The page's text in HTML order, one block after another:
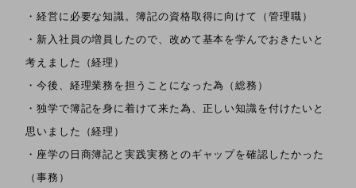
・経営に必要な知識。簿記の資格取得に向けて（管理職）
・新入社員の増員したので、改めて基本を学んでおきたいと
考えました（経理）
・今後、経理業務を担うことになった為（総務）
・独学で簿記を身に着けて来た為、正しい知識を付けたいと
思いました（経理）
・座学の日商簿記と実践実務とのギャップを確認したかった
（事務）